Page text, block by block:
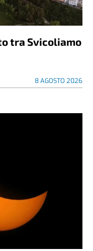
tra Svicoliamo
8 AGOSTO 2026